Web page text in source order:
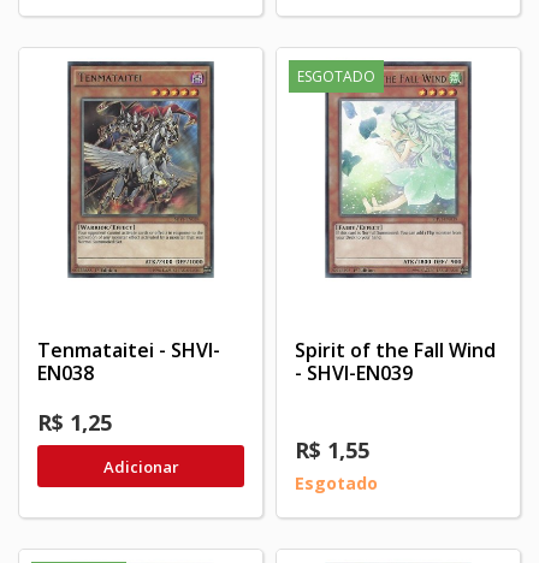
Tenmataitei - SHVI-
EN038
R$ 1,25
Adicionar
ESGOTADO
Spirit of the Fall Wind
- SHVI-EN039
R$ 1,55
Esgotado